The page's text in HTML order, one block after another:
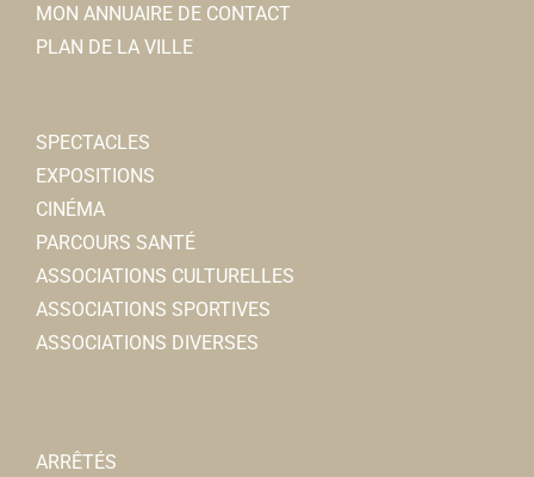
MON ANNUAIRE DE CONTACT
PLAN DE LA VILLE
SPECTACLES
EXPOSITIONS
CINÉMA
PARCOURS SANTÉ
ASSOCIATIONS CULTURELLES
ASSOCIATIONS SPORTIVES
ASSOCIATIONS DIVERSES
ARRÊTÉS